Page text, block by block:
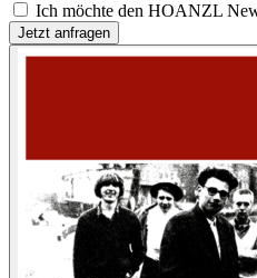
Ich möchte den HOANZL